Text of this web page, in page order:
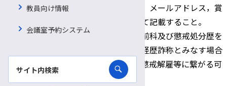
提出書類
※履歴書に電話番号、メールアドレス，賞
罰・処分歴等について記載すること。
賞罰・処分歴等欄に前科及び懲戒処分歴を
記載しない場合は、経歴詐称とみなす場合
があり、採用取消や懲戒解雇等に繋がる可
能性があります。
教員向け情報
会議室予約システム